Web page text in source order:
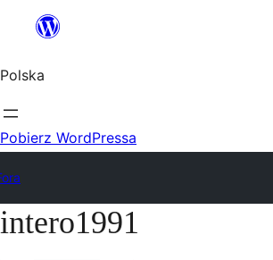
Przejdź
treści
Polska
Pobierz WordPressa
Przejdź
intero1991